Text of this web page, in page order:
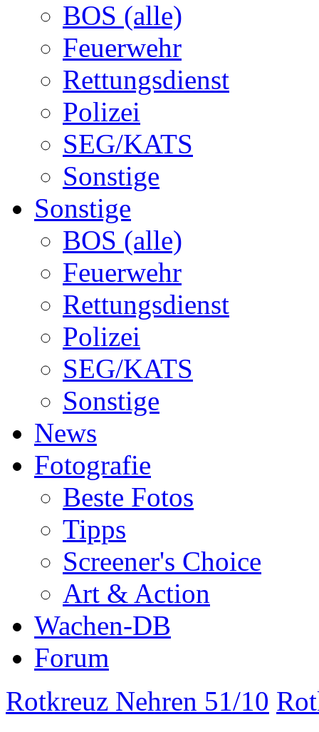
BOS (alle)
Feuerwehr
Rettungsdienst
Polizei
SEG/KATS
Sonstige
Sonstige
BOS (alle)
Feuerwehr
Rettungsdienst
Polizei
SEG/KATS
Sonstige
News
Fotografie
Beste Fotos
Tipps
Screener's Choice
Art & Action
Wachen-DB
Forum
Rotkreuz Nehren 51/10